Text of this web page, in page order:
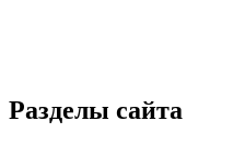
Разделы сайта